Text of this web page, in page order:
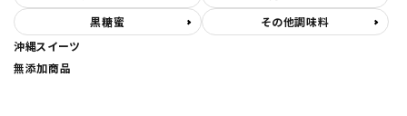
黒糖蜜
その他調味料
沖縄スイーツ
無添加商品